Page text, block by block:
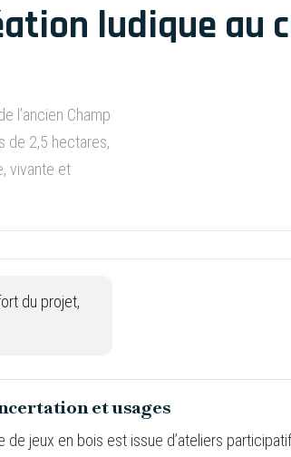
ludique au
l’ancien Champ
de 2,5 hectares,
vivante et
du projet,
et usages
de jeux en bois est issue d’ateliers